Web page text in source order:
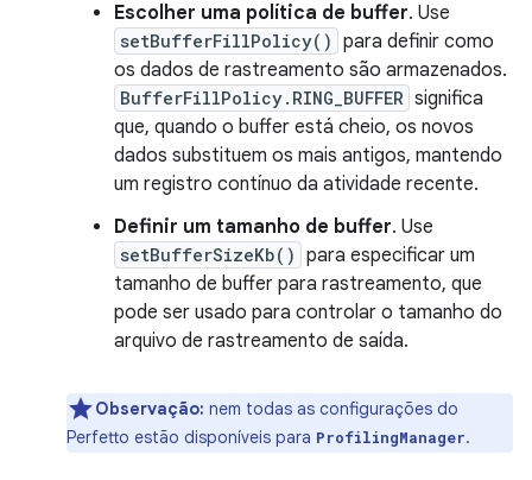
Escolher uma política de buffer. Use
setBufferFillPolicy() para definir como
os dados de rastreamento são armazenados.
BufferFillPolicy.RING_BUFFER significa
que, quando o buffer está cheio, os novos
dados substituem os mais antigos, mantendo
um registro contínuo da atividade recente.
Definir um tamanho de buffer. Use
setBufferSizeKb() para especificar um
tamanho de buffer para rastreamento, que
pode ser usado para controlar o tamanho do
arquivo de rastreamento de saída.
Observação: nem todas as configurações do
Perfetto estão disponíveis para ProfilingManager.